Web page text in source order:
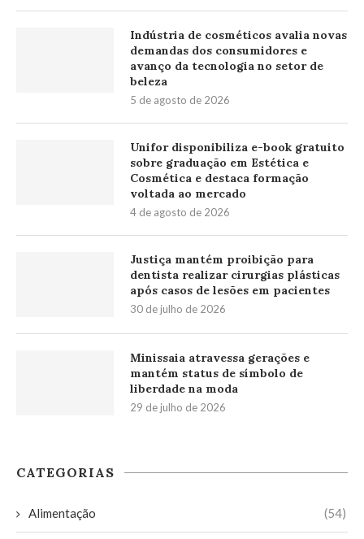
Indústria de cosméticos avalia novas
demandas dos consumidores e
avanço da tecnologia no setor de
beleza
5 de agosto de 2026
Unifor disponibiliza e-book gratuito
sobre graduação em Estética e
Cosmética e destaca formação
voltada ao mercado
4 de agosto de 2026
Justiça mantém proibição para
dentista realizar cirurgias plásticas
após casos de lesões em pacientes
30 de julho de 2026
Minissaia atravessa gerações e
mantém status de símbolo de
liberdade na moda
29 de julho de 2026
CATEGORIAS
Alimentação (54)